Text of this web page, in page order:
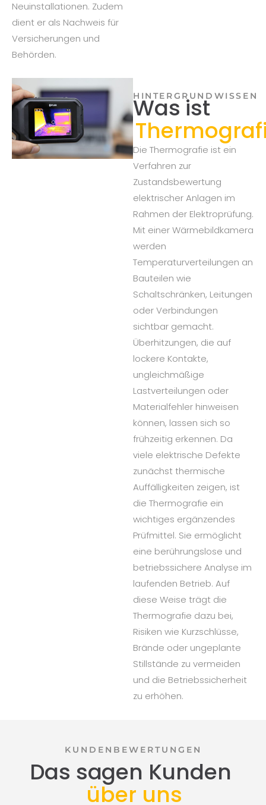
Neuinstallationen. Zudem
dient er als Nachweis für
Versicherungen und
Behörden.
HINTERGRUNDWISSEN
Was ist
Die Thermografie ist ein
Verfahren zur
Zustandsbewertung
elektrischer Anlagen im
Rahmen der Elektroprüfung.
Mit einer Wärmebildkamera
werden
Temperaturverteilungen an
Bauteilen wie
Schaltschränken, Leitungen
oder Verbindungen
sichtbar gemacht.
Überhitzungen, die auf
lockere Kontakte,
ungleichmäßige
Lastverteilungen oder
Materialfehler hinweisen
können, lassen sich so
frühzeitig erkennen. Da
viele elektrische Defekte
zunächst thermische
Auffälligkeiten zeigen, ist
die Thermografie ein
wichtiges ergänzendes
Prüfmittel. Sie ermöglicht
eine berührungslose und
betriebssichere Analyse im
laufenden Betrieb. Auf
diese Weise trägt die
Thermografie dazu bei,
Risiken wie Kurzschlüsse,
Brände oder ungeplante
Stillstände zu vermeiden
und die Betriebssicherheit
zu erhöhen.
KUNDENBEWERTUNGEN
Das sagen Kunden
über uns